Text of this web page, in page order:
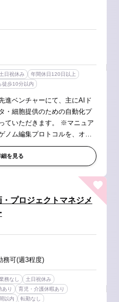
土日祝休み
年間休日120日以上
徒歩10分以内
進ベンチャーにて、主にAIド
・細胞提供のための自動化プ
ていただきます。 ※マニュア
ノム編集プロトコルを、オー
ステム（細胞培養工程の自動
を見る
プロジェクトマネジメ
可(週3程度)
務なし
土日祝休み
あり
育児・介護休暇あり
以内
転勤なし